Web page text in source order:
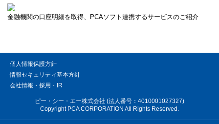
金融機関の口座明細を取得、PCAソフト連携するサービスのご紹介
個人情報保護方針
情報セキュリティ基本方針
会社情報・採用・IR
ピー・シー・エー株式会社 (法人番号：4010001027327)
Copyright PCA CORPORATION All Rights Reserved.